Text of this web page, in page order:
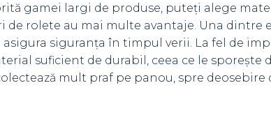
gamei largi de produse, puteți alege
de rolete au mai multe avantaje. Una dintre
asigura siguranța în timpul verii. La fel de
suficient de durabil, ceea ce le sporește
mult praf pe panou, spre deosebire